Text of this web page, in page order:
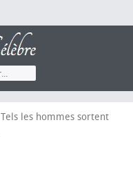
Tels les hommes sortent